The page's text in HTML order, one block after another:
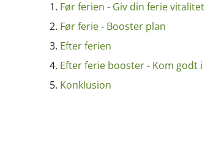
Før ferien - Giv din ferie vitalitet
Før ferie - Booster plan
Efter ferien
Efter ferie booster - Kom godt i
Konklusion